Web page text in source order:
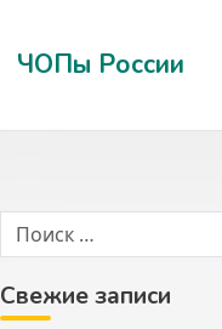
ЧОПы России
Свежие записи